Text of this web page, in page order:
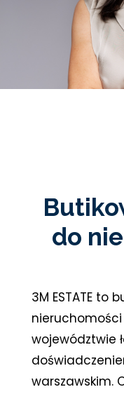
do
3M ESTATE to
nieruchomości
województwie
warszawskim.